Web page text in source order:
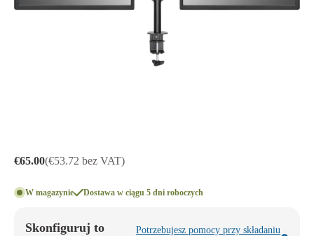
€65.00(€53.72 bez VAT)
W magazynie Dostawa w ciągu 5 dni roboczych
Skonfiguruj to
Potrzebujesz pomocy przy składaniu